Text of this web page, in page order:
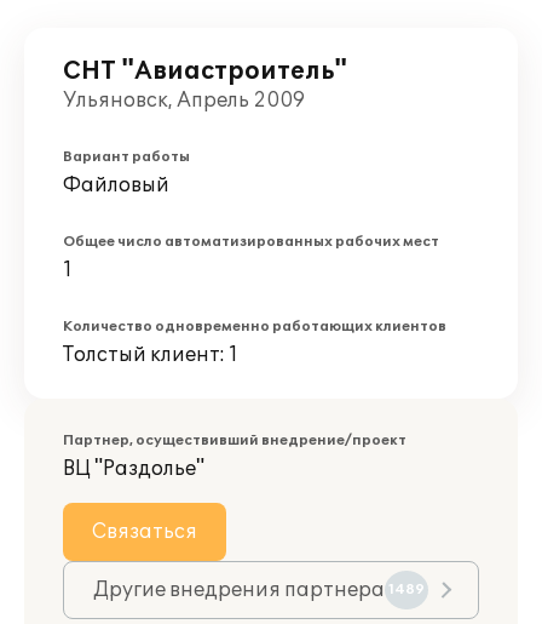
СНТ "Авиастроитель"
Ульяновск, Апрель 2009
Вариант работы
Файловый
Общее число автоматизированных рабочих мест
1
Количество одновременно работающих клиентов
Толстый клиент: 1
Партнер, осуществивший внедрение/проект
ВЦ "Раздолье"
Связаться
Другие внедрения партнера 1489